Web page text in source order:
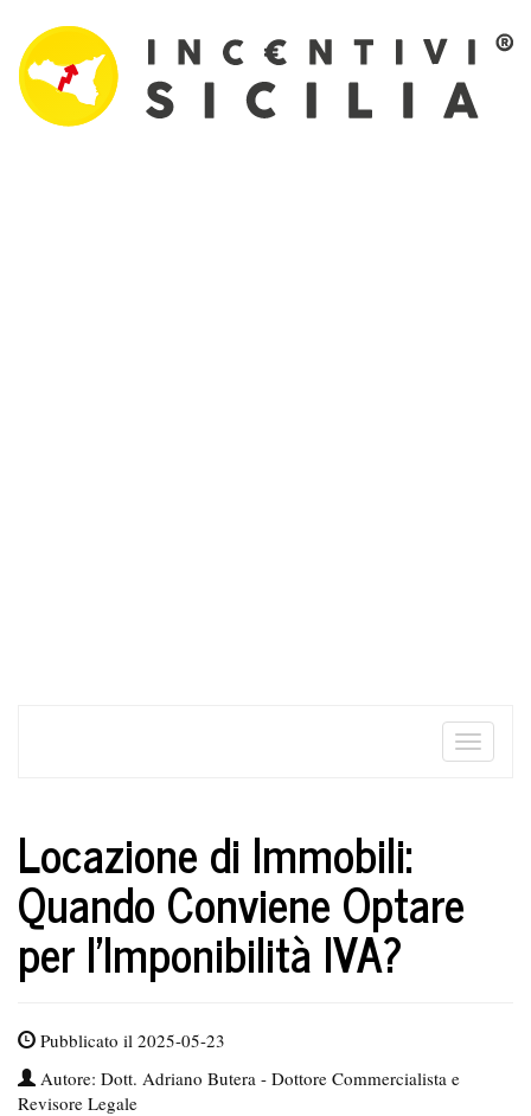
Toggle
Locazione di Immobili:
Quando Conviene Optare
per l’Imponibilità IVA?
Pubblicato il 2025-05-23
Autore: Dott. Adriano Butera - Dottore Commercialista e
Revisore Legale